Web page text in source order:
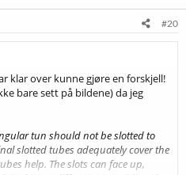
#20
klar over kunne gjøre en forskjell!
bare sett på bildene) da jeg
tun should not be slotted to
slotted tubes adequately cover the
help. The slots can face up,